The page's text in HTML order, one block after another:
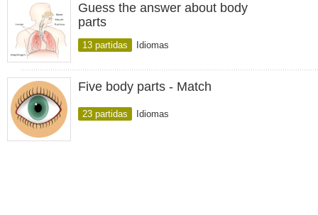
Guess the answer about body
parts
13 partidas Idiomas
Five body parts - Match
23 partidas Idiomas